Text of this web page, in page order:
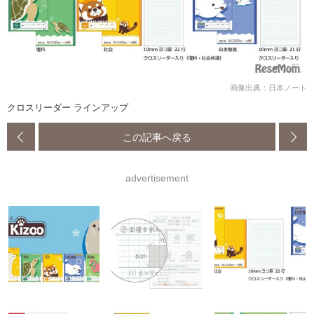
画像出典：日本ノート
クロスリーダー ラインアップ
この記事へ戻る
advertisement